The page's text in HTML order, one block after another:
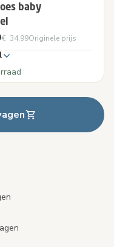
baby
€ 34,99Originele prijs